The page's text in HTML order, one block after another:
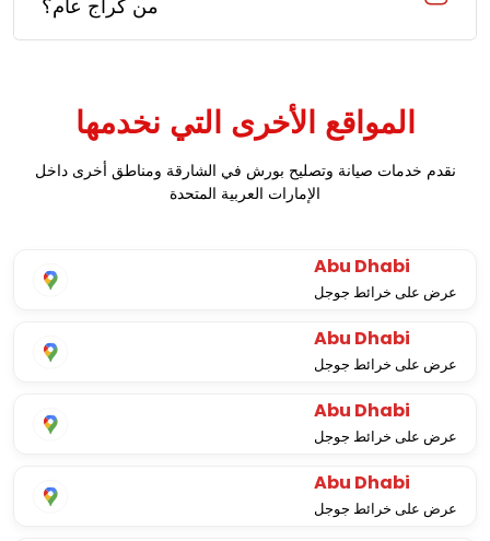
من كراج عام؟
المواقع الأخرى التي نخدمها
نقدم خدمات صيانة وتصليح بورش في الشارقة ومناطق أخرى داخل
الإمارات العربية المتحدة
Abu Dhabi
عرض على خرائط جوجل
Abu Dhabi
عرض على خرائط جوجل
Abu Dhabi
عرض على خرائط جوجل
Abu Dhabi
عرض على خرائط جوجل